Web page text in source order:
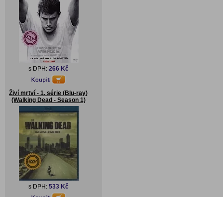
s DPH: 266 Kč
Živí mrtví - 1. série (Blu-ray)
(Walking Dead - Season 1)
s DPH: 533 Kč